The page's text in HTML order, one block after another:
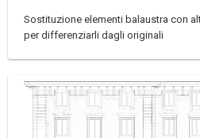
Sostituzione elementi balaustra con
per differenziarli dagli originali